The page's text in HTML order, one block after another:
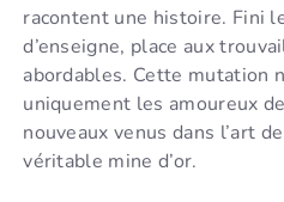
racontent une histoire. Fini
d’enseigne, place aux
abordables. Cette mutation
uniquement les amoureux
nouveaux venus dans l’art
véritable mine d’or.